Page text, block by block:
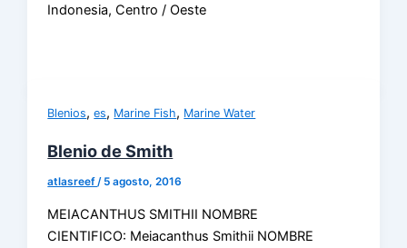
Indonesia, Centro / Oeste
Blenios,es, Marine Fish, Marine Water
Blenio de Smith
atlasreef/ 5 agosto, 2016
MEIACANTHUS SMITHII NOMBRE
CIENTIFICO: Meiacanthus Smithii NOMBRE